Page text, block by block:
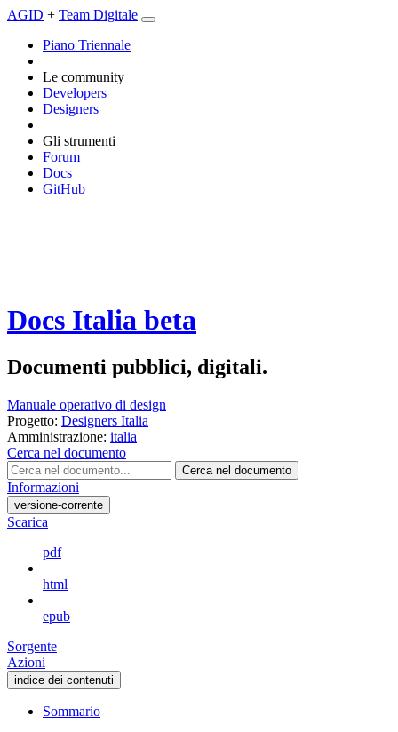
AGID + Team Digitale
Piano Triennale
Le community
Developers
Designers
Gli strumenti
Forum
Docs
GitHub
Docs Italia beta
Documenti pubblici, digitali.
Manuale operativo di design
Progetto: Designers Italia
Amministrazione: italia
Cerca nel documento
Cerca nel documento
Informazioni
versione-corrente
Scarica
pdf
html
epub
Sorgente
Azioni
indice dei contenuti
Sommario